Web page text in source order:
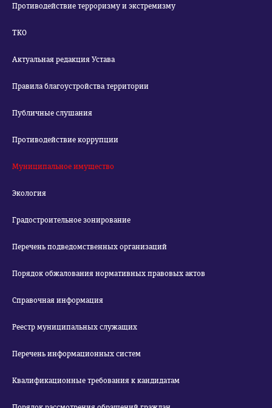
Противодействие терроризму и экстремизму
ТКО
Актуальная редакция Устава
Правила благоустройства территории
Публичные слушания
Противодействие коррупции
Муниципальное имущество
Экология
Градостроительное зонирование
Перечень подведомственных организаций
Порядок обжалования нормативных правовых актов
Справочная информация
Реестр муниципальных служащих
Перечень информационных систем
Квалификационные требования к кандидатам